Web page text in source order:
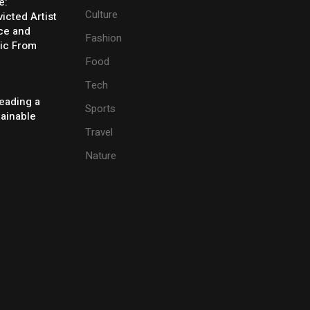
Artist
and
From
a
Culture
Fashion
Food
Tech
Sports
Travel
Nature